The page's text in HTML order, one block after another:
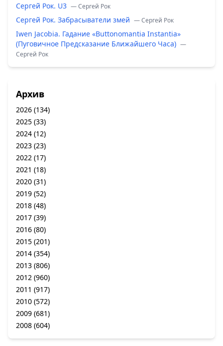
Сергей Рок. U3 — Сергей Рок
Сергей Рок. Забрасыватели змей — Сергей Рок
Iwen Jacobia. Гадание «Buttonomantia Instantia»
(Пуговичное Предсказание Ближайшего Часа) —
Сергей Рок
Архив
2026 (134)
2025 (33)
2024 (12)
2023 (23)
2022 (17)
2021 (18)
2020 (31)
2019 (52)
2018 (48)
2017 (39)
2016 (80)
2015 (201)
2014 (354)
2013 (806)
2012 (960)
2011 (917)
2010 (572)
2009 (681)
2008 (604)